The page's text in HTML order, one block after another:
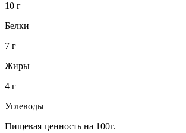
10 г
Белки
7 г
Жиры
4 г
Углеводы
Пищевая ценность на 100г.